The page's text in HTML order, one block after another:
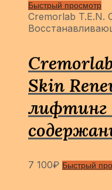
Быстрый просмотр
Cremorlab T.E.N.
Skin
лифтинг
7 100₽ Быстрый